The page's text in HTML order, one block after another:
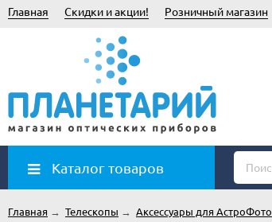
Главная Скидки и акции! Розничный магазин
Каталог товаров
Главная → Телескопы → Аксессуары для АстроФото